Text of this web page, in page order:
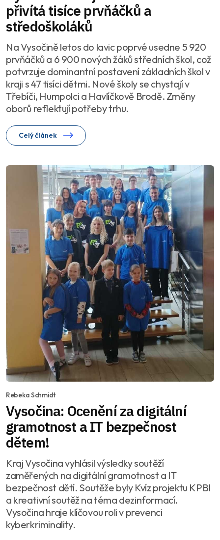
přivítá tisíce prvňáčků a
středoškoláků
Na Vysočině letos do lavic poprvé usedne 5 920
prvňáčků a 6 900 nových žáků středních škol, což
potvrzuje dominantní postavení základních škol v
kraji s 47 tisíci dětmi. Nové školy se chystají v
Třebíči, Humpolci a Havlíčkově Brodě. Změny
oborů reflektují potřeby trhu.
Celý článek
Rebeka Schmidt
Vysočina: Ocenění za digitální
gramotnost a IT bezpečnost
dětem!
Kraj Vysočina vyhlásil výsledky soutěží
zaměřených na digitální gramotnost a IT
bezpečnost dětí. Soutěže byly Kvíz projektu KPBI
a kreativní soutěž na téma dezinformací.
Vysočina hraje klíčovou roli v prevenci
kyberkriminality.